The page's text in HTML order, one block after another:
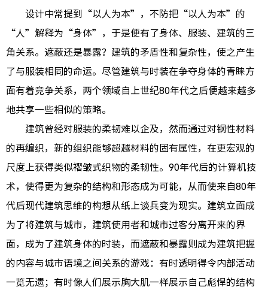
设计中常提到“以人为本”，不防把“以人为本”的
“人”解释为“身体”，于是便有了身体、服装、建筑的三
角关系。遮蔽还是暴露？建筑的矛盾性和复杂性，使之产生
了与服装相同的命运。尽管建筑与时装在争夺身体的青睐方
面有着竞争关系，两个领域自上世纪80年代之后便越来越多
地共享一些相似的策略。
建筑曾经对服装的柔韧难以企及，然而通过对钢性材料
的再编织，新的组织能够超越材料的固有属性，在更宏观的
尺度上获得类似褶皱式织物的柔韧性。90年代后的计算机技
术，使得更为复杂的结构和形态成为可能，从而使来自80年
代后现代建筑思维的构想从纸上谈兵变为现实。建筑立面成
为了将建筑与城市，建筑使用者和城市过客分离开来的界
面，成为了建筑身体的时装，而遮蔽和暴露则成为建筑把握
的内容与城市语境之间关系的游戏：有时透明得令内部活动
一览无遗；有时像人们展示胸大肌一样展示自己彪悍的结构